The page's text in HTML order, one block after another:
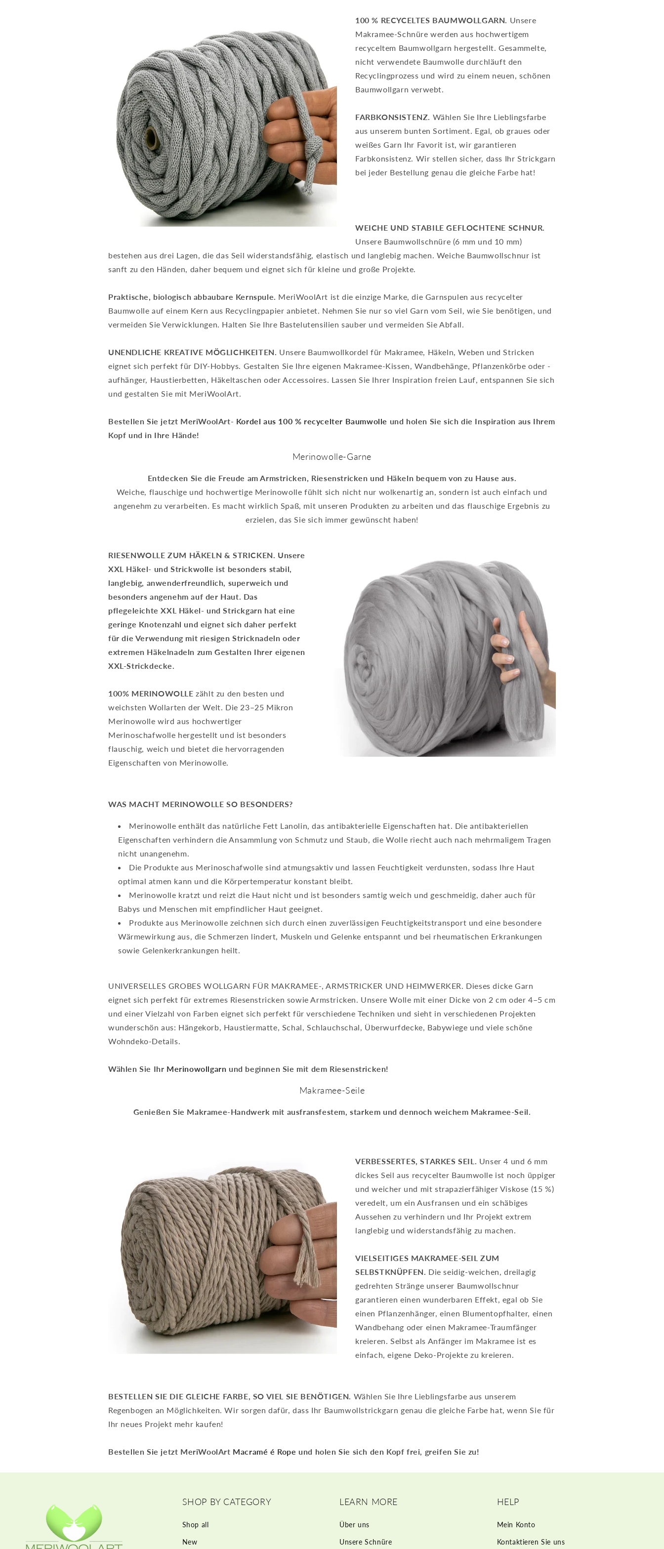
100 % RECYCELTES BAUMWOLLGARN. Unsere
Makramee-Schnüre werden aus hochwertigem
recyceltem Baumwollgarn hergestellt. Gesammelte,
nicht verwendete Baumwolle durchläuft den
Recyclingprozess und wird zu einem neuen, schönen
Baumwollgarn verwebt.
FARBKONSISTENZ. Wählen Sie Ihre Lieblingsfarbe
aus unserem bunten Sortiment. Egal, ob graues oder
weißes Garn Ihr Favorit ist, wir garantieren
Farbkonsistenz. Wir stellen sicher, dass Ihr Strickgarn
bei jeder Bestellung genau die gleiche Farbe hat!
WEICHE UND STABILE GEFLOCHTENE SCHNUR.
Unsere Baumwollschnüre (6 mm und 10 mm)
bestehen aus drei Lagen, die das Seil widerstandsfähig, elastisch und langlebig machen. Weiche Baumwollschnur ist
sanft zu den Händen, daher bequem und eignet sich für kleine und große Projekte.
Praktische, biologisch abbaubare Kernspule. MeriWoolArt ist die einzige Marke, die Garnspulen aus recycelter
Baumwolle auf einem Kern aus Recyclingpapier anbietet. Nehmen Sie nur so viel Garn vom Seil, wie Sie benötigen, und
vermeiden Sie Verwicklungen. Halten Sie Ihre Bastelutensilien sauber und vermeiden Sie Abfall.
UNENDLICHE KREATIVE MÖGLICHKEITEN. Unsere Baumwollkordel für Makramee, Häkeln, Weben und Stricken
eignet sich perfekt für DIY-Hobbys. Gestalten Sie Ihre eigenen Makramee-Kissen, Wandbehänge, Pflanzenkörbe oder -
aufhänger, Haustierbetten, Häkeltaschen oder Accessoires. Lassen Sie Ihrer Inspiration freien Lauf, entspannen Sie sich
und gestalten Sie mit MeriWoolArt.
Bestellen Sie jetzt MeriWoolArt- Kordel aus 100 % recycelter Baumwolle und holen Sie sich die Inspiration aus Ihrem
Kopf und in Ihre Hände!
Merinowolle-Garne
Entdecken Sie die Freude am Armstricken, Riesenstricken und Häkeln bequem von zu Hause aus.
Weiche, flauschige und hochwertige Merinowolle fühlt sich nicht nur wolkenartig an, sondern ist auch einfach und
angenehm zu verarbeiten. Es macht wirklich Spaß, mit unseren Produkten zu arbeiten und das flauschige Ergebnis zu
erzielen, das Sie sich immer gewünscht haben!
RIESENWOLLE ZUM HÄKELN & STRICKEN. Unsere
XXL Häkel- und Strickwolle ist besonders stabil,
langlebig, anwenderfreundlich, superweich und
besonders angenehm auf der Haut. Das
pflegeleichte XXL Häkel- und Strickgarn hat eine
geringe Knotenzahl und eignet sich daher perfekt
für die Verwendung mit riesigen Stricknadeln oder
extremen Häkelnadeln zum Gestalten Ihrer eigenen
XXL-Strickdecke.
100% MERINOWOLLE zählt zu den besten und
weichsten Wollarten der Welt. Die 23–25 Mikron
Merinowolle wird aus hochwertiger
Merinoschafwolle hergestellt und ist besonders
flauschig, weich und bietet die hervorragenden
Eigenschaften von Merinowolle.
WAS MACHT MERINOWOLLE SO BESONDERS?
Merinowolle enthält das natürliche Fett Lanolin, das antibakterielle Eigenschaften hat. Die antibakteriellen
Eigenschaften verhindern die Ansammlung von Schmutz und Staub, die Wolle riecht auch nach mehrmaligem Tragen
nicht unangenehm.
Die Produkte aus Merinoschafwolle sind atmungsaktiv und lassen Feuchtigkeit verdunsten, sodass Ihre Haut
optimal atmen kann und die Körpertemperatur konstant bleibt.
Merinowolle kratzt und reizt die Haut nicht und ist besonders samtig weich und geschmeidig, daher auch für
Babys und Menschen mit empfindlicher Haut geeignet.
Produkte aus Merinowolle zeichnen sich durch einen zuverlässigen Feuchtigkeitstransport und eine besondere
Wärmewirkung aus, die Schmerzen lindert, Muskeln und Gelenke entspannt und bei rheumatischen Erkrankungen
sowie Gelenkerkrankungen heilt.
UNIVERSELLES GROBES WOLLGARN FÜR MAKRAMEE-, ARMSTRICKER UND HEIMWERKER. Dieses dicke Garn
eignet sich perfekt für extremes Riesenstricken sowie Armstricken. Unsere Wolle mit einer Dicke von 2 cm oder 4–5 cm
und einer Vielzahl von Farben eignet sich perfekt für verschiedene Techniken und sieht in verschiedenen Projekten
wunderschön aus: Hängekorb, Haustiermatte, Schal, Schlauchschal, Überwurfdecke, Babywiege und viele schöne
Wohndeko-Details.
Wählen Sie Ihr Merinowollgarn und beginnen Sie mit dem Riesenstricken!
Makramee-Seile
Genießen Sie Makramee-Handwerk mit ausfransfestem, starkem und dennoch weichem Makramee-Seil.
VERBESSERTES, STARKES SEIL. Unser 4 und 6 mm
dickes Seil aus recycelter Baumwolle ist noch üppiger
und weicher und mit strapazierfähiger Viskose (15 %)
veredelt, um ein Ausfransen und ein schäbiges
Aussehen zu verhindern und Ihr Projekt extrem
langlebig und widerstandsfähig zu machen.
VIELSEITIGES MAKRAMEE-SEIL ZUM
SELBSTKNÜPFEN. Die seidig-weichen, dreilagig
gedrehten Stränge unserer Baumwollschnur
garantieren einen wunderbaren Effekt, egal ob Sie
einen Pflanzenhänger, einen Blumentopfhalter, einen
Wandbehang oder einen Makramee-Traumfänger
kreieren. Selbst als Anfänger im Makramee ist es
einfach, eigene Deko-Projekte zu kreieren.
BESTELLEN SIE DIE GLEICHE FARBE, SO VIEL SIE BENÖTIGEN. Wählen Sie Ihre Lieblingsfarbe aus unserem
Regenbogen an Möglichkeiten. Wir sorgen dafür, dass Ihr Baumwollstrickgarn genau die gleiche Farbe hat, wenn Sie für
Ihr neues Projekt mehr kaufen!
Bestellen Sie jetzt MeriWoolArt Macramé é Rope und holen Sie sich den Kopf frei, greifen Sie zu!
SHOP BY CATEGORY
Shop all
New
LEARN MORE
Über uns
Unsere Schnüre
HELP
Mein Konto
Kontaktieren Sie uns